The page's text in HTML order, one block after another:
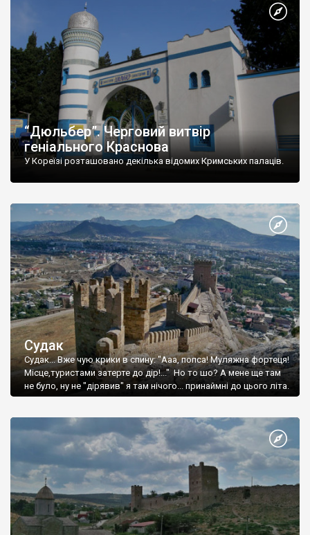
“Дюльбер”. Черговий витвір
геніального Краснова
У Кореїзі розташовано декілька відомих Кримських палаців.
Судак
Судак... Вже чую крики в спину: "Ааа, попса! Муляжна фортеця!
Місце,туристами затерте до дір!..." Но то шо? А мене ще там
не було, ну не "дірявив" я там нічого... принаймні до цього літа.